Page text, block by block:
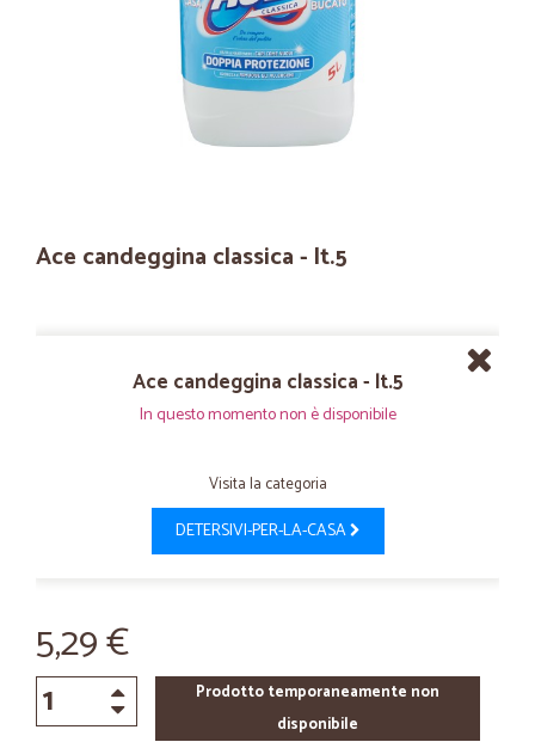
Ace candeggina classica - lt.5
Ace candeggina classica - lt.5
In questo momento non è disponibile
Visita la categoria
DETERSIVI-PER-LA-CASA
5,29 €
Prodotto temporaneamente non
disponibile